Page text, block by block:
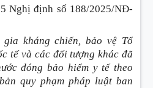
Nghị định số 188/2025/NĐ-
gia kháng chiến, bảo vệ Tổ
tế và các đối tượng khác đã
đóng bảo hiểm y tế theo
quy phạm pháp luật ban